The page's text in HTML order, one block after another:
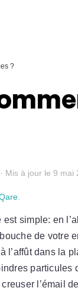
?
· Mis à jour le 9 mai
simple: en
de votre
l’affût dans la
particules
l’émail